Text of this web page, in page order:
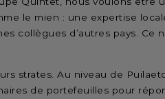
le mien : une expertise
collègues d’autres pays.
strates. Au niveau de
de portefeuilles pour